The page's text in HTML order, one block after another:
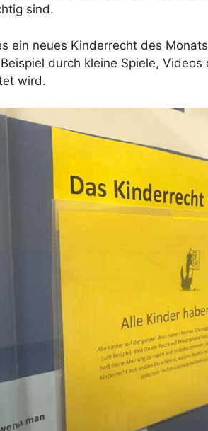
sind.
ein neues Kinderrecht des
durch kleine Spiele,
wird.